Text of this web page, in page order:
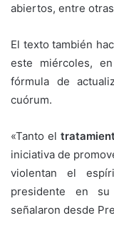
abiertos, entre
El texto también
este miércoles,
fórmula de
cuórum.
«Tanto el
iniciativa de
violentan el
presidente en
señalaron desde